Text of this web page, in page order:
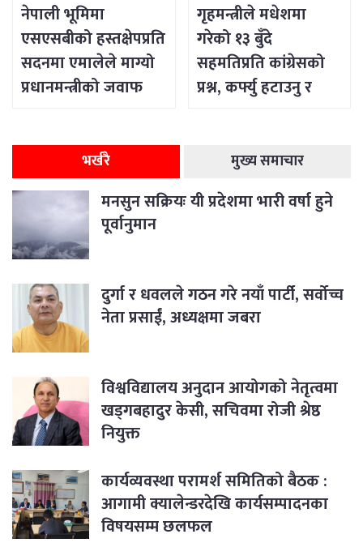
नेपाली भूमिमा
एसएसबीको हस्तक्षेपप्रति
सदनमा एमालेले माग्यो
प्रधानमन्त्रीको जवाफ
गृहमन्त्रीले मधेशमा
गरेको १३ बुँदे
सहमतिप्रति कांग्रेसको
प्रश्न, कर्फ्यु हटाउनु र
भर्खरै मुख्य समाचार
मनसुन सक्रियः यी प्रदेशमा भारी वर्षा हुने
पूर्वानुमान
दुर्गा र धवलले गठन गरे नयाँ पार्टी, सर्वोच्च
नेता प्रसाईं, अध्यक्षमा जबरा
विश्वविद्यालय अनुदान आयोगको नेतृत्वमा
खड्गबहादुर केसी, सचिवमा रोजी श्रेष्ठ
नियुक्त
कार्यव्यवस्था परामर्श समितिको बैठक :
आगामी क्यालेन्डरदेखि कार्यसम्पादनका
विषयसम्म छलफल